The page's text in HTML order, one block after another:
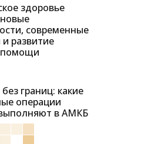
здоровье
современные
развитие
помощи
границ: какие
операции
в АМКБ